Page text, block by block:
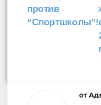
записям
против
“Спортшколы”!
от